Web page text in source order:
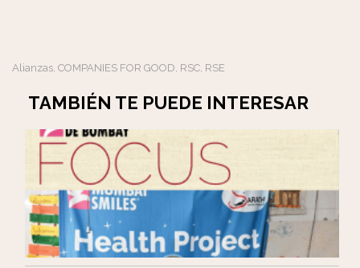
Alianzas COMPANIES FOR GOOD RSC RSE
TAMBIÉN TE PUEDE INTERESAR